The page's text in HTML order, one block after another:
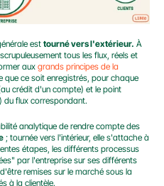
est tourné vers l'extérieur. À
tous les flux, réels et
aux grands principes de la
que ce soit enregistrés, pour chaque
crédit d'un compte) et le point
du flux correspondant.
; tournée vers l'intérieur, elle s'attache à
étapes, les différents processus
par l'entreprise sur ses différents
remises sur le marché sous la
à la clientèle.